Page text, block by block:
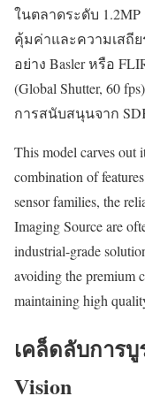
ในตลาดระดับ 1.2MP
คุ้มค่าและความเสถี
อย่าง Basler หรือ
(Global Shutter, 60
การสนับสนุนจาก
This model carves out
combination of
sensor families, the
Imaging Source are
industrial-grade
avoiding the premium
maintaining high
เคล็ดลับการ
Vision